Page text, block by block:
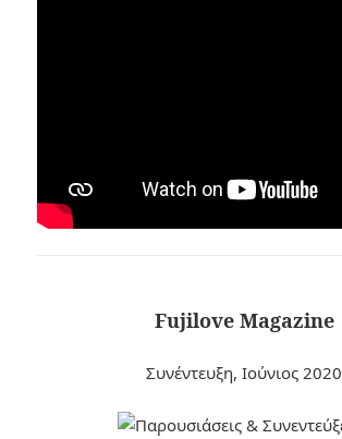
Fujilove Magazine
Συνέντευξη, Ιούνιος 2020